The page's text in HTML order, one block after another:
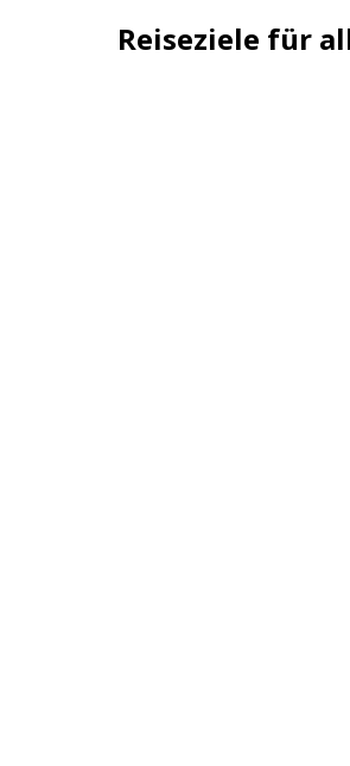
Reiseziele für